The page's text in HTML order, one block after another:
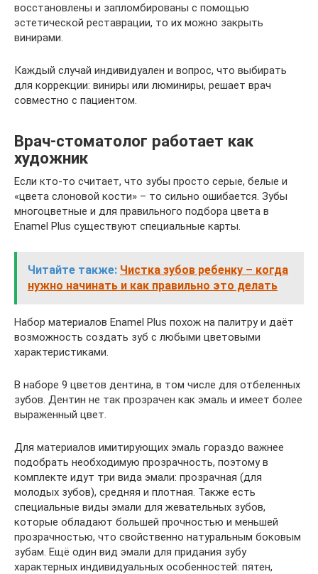
восстановлены и запломбированы с помощью
эстетической реставрации, то их можно закрыть
винирами.
Каждый случай индивидуален и вопрос, что выбирать
для коррекции: виниры или люминиры, решает врач
совместно с пациентом.
Врач-стоматолог работает как
художник
Если кто-то считает, что зубы просто серые, белые и
«цвета слоновой кости» – то сильно ошибается. Зубы
многоцветные и для правильного подбора цвета в
Enamel Plus существуют специальные карты.
Читайте также: Чистка зубов ребенку – когда
нужно начинать и как правильно это делать
Набор материалов Enamel Plus похож на палитру и даёт
возможность создать зуб с любыми цветовыми
характеристиками.
В наборе 9 цветов дентина, в том числе для отбеленных
зубов. Дентин не так прозрачен как эмаль и имеет более
выраженный цвет.
Для материалов имитирующих эмаль гораздо важнее
подобрать необходимую прозрачность, поэтому в
комплекте идут три вида эмали: прозрачная (для
молодых зубов), средняя и плотная. Также есть
специальные виды эмали для жевательных зубов,
которые обладают большей прочностью и меньшей
прозрачностью, что свойственно натуральным боковым
зубам. Ещё один вид эмали для придания зубу
характерных индивидуальных особенностей: пятен,